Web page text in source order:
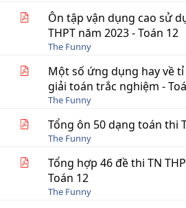
Ôn tập vận dụng cao sử
THPT năm 2023 - Toán 12
The Funny
Một số ứng dụng hay về
giải toán trắc nghiệm -
The Funny
Tổng ôn 50 dạng toán thi
The Funny
Tổng hợp 46 đề thi TN
Toán 12
The Funny